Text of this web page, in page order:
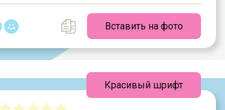
Вставить на фото
Красивый шрифт